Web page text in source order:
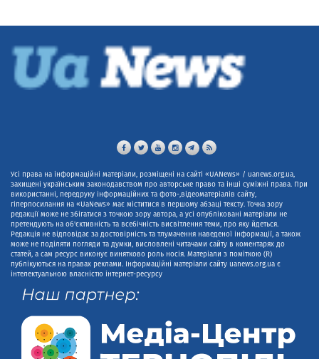
Усі права на інформаційні матеріали, розміщені на сайті «UANews» / uanews.org.ua,
захищені українським законодавством про авторське право та інші суміжні права. При
використанні, передруку інформаційних та фото-,відеоматеріалів сайту,
гіперпосилання на «UaNews» має міститися в першому абзаці тексту. Точка зору
редакції може не збігатися з точкою зору автора, а усі опубліковані матеріали не
претендують на об'єктивність та всебічність висвітлення теми, про яку йдеться.
Редакція не відповідає за достовірність та тлумачення наведеної інформації, а також
може не поділяти погляди та думки, висловлені читачами сайту в коментарях до
статей, а сам ресурс виконує винятково роль носія. Матеріали з поміткою (R)
публікуються на правах реклами. Інформаційні матеріали сайту uanews.org.ua є
інтелектуальною власністю інтернет-ресурсу